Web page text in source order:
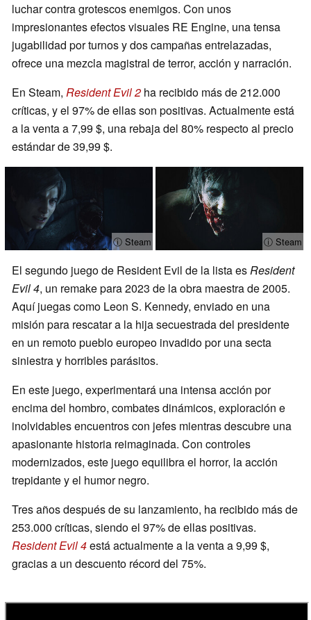
luchar contra grotescos enemigos. Con unos
impresionantes efectos visuales RE Engine, una tensa
jugabilidad por turnos y dos campañas entrelazadas,
ofrece una mezcla magistral de terror, acción y narración.
En Steam, Resident Evil 2 ha recibido más de 212.000
críticas, y el 97% de ellas son positivas. Actualmente está
a la venta a 7,99 $, una rebaja del 80% respecto al precio
estándar de 39,99 $.
ⓘ Steam ⓘ Steam
El segundo juego de Resident Evil de la lista esResident
Evil 4, un remake para 2023 de la obra maestra de 2005.
Aquí juegas como Leon S. Kennedy, enviado en una
misión para rescatar a la hija secuestrada del presidente
en un remoto pueblo europeo invadido por una secta
siniestra y horribles parásitos.
En este juego, experimentará una intensa acción por
encima del hombro, combates dinámicos, exploración e
inolvidables encuentros con jefes mientras descubre una
apasionante historia reimaginada. Con controles
modernizados, este juego equilibra el horror, la acción
trepidante y el humor negro.
Tres años después de su lanzamiento, ha recibido más de
253.000 críticas, siendo el 97% de ellas positivas.
Resident Evil 4está actualmente a la venta a 9,99 $,
gracias a un descuento récord del 75%.